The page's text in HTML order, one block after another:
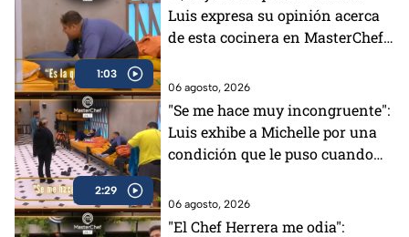
1:03
Luis expresa su opinión acerca
de esta cocinera en MasterChef
06 agosto, 2026
2:29
"Se me hace muy incongruente":
Luis exhibe a Michelle por una
condición que le puso cuando
06 agosto, 2026
"El Chef Herrera me odia":